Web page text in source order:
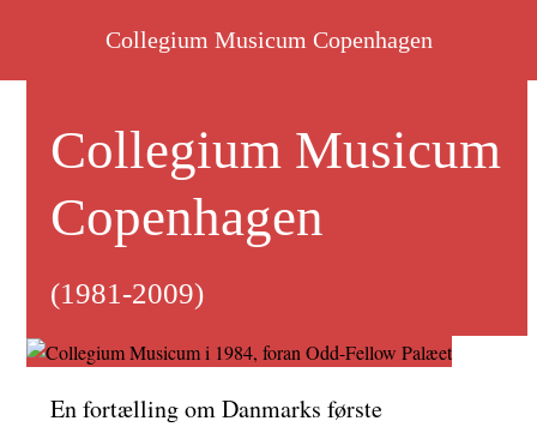
Collegium Musicum Copenhagen
Collegium Musicum
Copenhagen
(1981-2009)
En fortælling om Danmarks første